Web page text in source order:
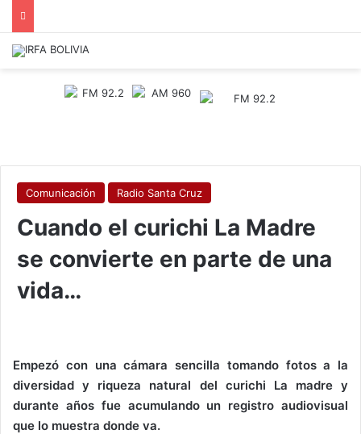
Comunicación Radio Santa Cruz
Cuando el curichi La Madre
se convierte en parte de una
vida…
Empezó con una cámara sencilla tomando fotos a la
diversidad y riqueza natural del curichi La madre y
durante años fue acumulando un registro audiovisual
que lo muestra donde va.